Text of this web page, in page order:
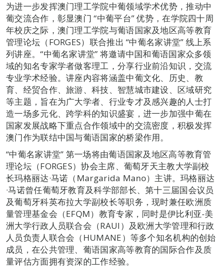
为进一步发挥澳门理工学院中葡领域学术优势，推动中
葡交流合作，彰显澳门 “中葡平台” 优势，在学院四十周
年校庆之际，澳门理工学院与葡语国家及地区高等教育
管理论坛（FORGES）联合推出 “中葡名家讲堂” 线上系
列讲座。“中葡名家讲堂” 将邀请中国和葡语国家众多领
域的知名专家学者做客理工，分享行业前沿知识，交流
专业学术经验。讲座内容将涵盖中葡文化、历史、教
育、经贸合作、旅游、科技、智慧城市建设、区域研究
等主题，旨在为广大学者、行业专才及感兴趣的人士打
造一场多元化、跨学科的知识盛宴，进一步加强中葡在
国家发展战略下重点合作领域中的交流密度，积极发挥
澳门作为联结中国与葡语国家的桥梁作用。
“中葡名家讲堂” 第一场将由葡语国家及地区高等教育管
理论坛（FORGES）协会主席、葡萄牙天主教大学副校
长玛格丽达·马诺（Margarida Mano）主讲。玛格丽达
·马诺曾任葡萄牙教育及科学部部长、第十三届国会议员
及葡萄牙科英布拉大学副校长等职务，现时兼任欧洲质
量管理基金会（EFQM）教育专家，同时是伊比利亚-美
洲大学行政人员联合会（RAUI）及欧洲大学管理和行政
人员负责人联合会（HUMANE）等多个知名机构的创始
成员，在公共管理、葡语国家高等教育的国际合作及质
量评估方面拥有资深的工作经验。